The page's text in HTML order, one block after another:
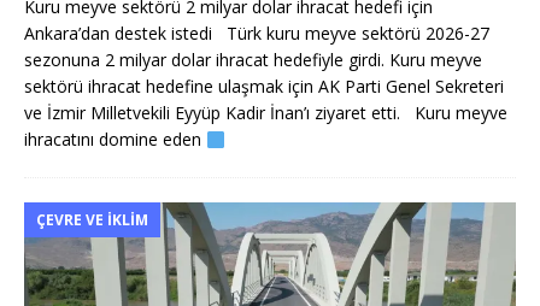
Kuru meyve sektörü 2 milyar dolar ihracat hedefi için
Ankara’dan destek istedi Türk kuru meyve sektörü 2026-27
sezonuna 2 milyar dolar ihracat hedefiyle girdi. Kuru meyve
sektörü ihracat hedefine ulaşmak için AK Parti Genel Sekreteri
ve İzmir Milletvekili Eyyüp Kadir İnan’ı ziyaret etti. Kuru meyve
ihracatını domine eden
ÇEVRE VE İKLIM